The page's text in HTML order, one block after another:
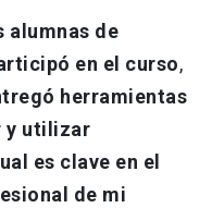
alumnas de
en el curso,
herramientas
y utilizar
es clave en el
de mi